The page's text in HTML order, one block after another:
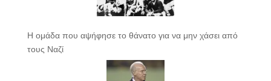
Η ομάδα που αψήφησε το θάνατο για να μην χάσει από
τους Ναζί